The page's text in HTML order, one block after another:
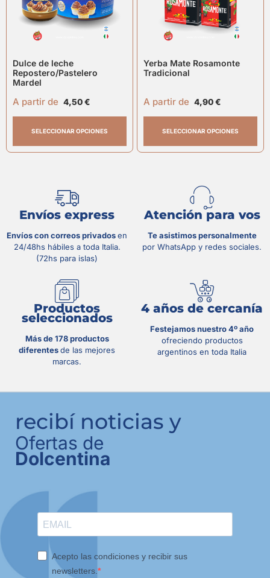
Dulce de leche
Repostero/Pastelero
Mardel
A partir de 4,50€
SELECCIONAR OPCIONES
Yerba Mate Rosamonte
Tradicional
A partir de 4,90€
SELECCIONAR OPCIONES
Envíos express
Envíos con correos privadosen
24/48hs hábiles a toda Italia.
(72hs para islas)
Atención para vos
Te asistimos personalmente
por WhatsApp y redes sociales.
Productos
seleccionados
Más de 178 productos
diferentesde las mejores
marcas.
4 años de cercanía
Festejamos nuestro 4º año
ofreciendo productos
argentinos en toda Italia
recibí noticias y
Ofertas de
Dolcentina
Acepto las condiciones y recibir sus
newsletters.